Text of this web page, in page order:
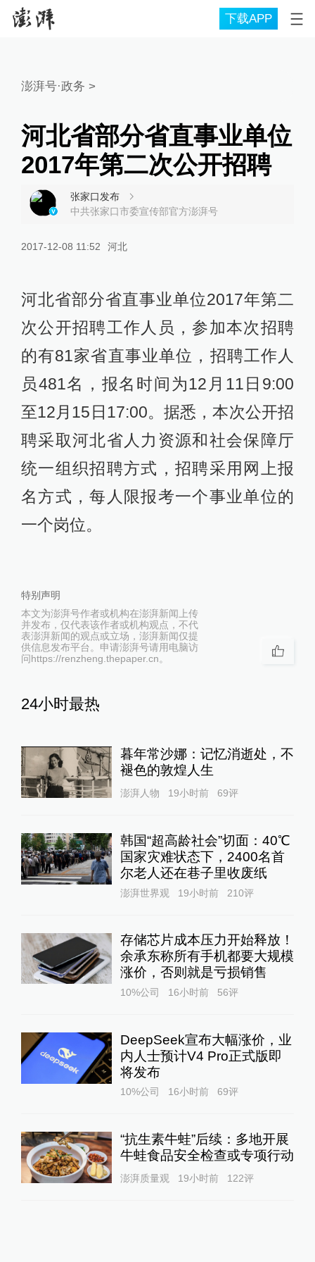
下载APP
澎湃号·政务 >
河北省部分省直事业单位
2017年第二次公开招聘
张家口发布
中共张家口市委宣传部官方澎湃号
2017-12-08 11:52 河北
河北省部分省直事业单位2017年第二
次公开招聘工作人员，参加本次招聘
的有81家省直事业单位，招聘工作人
员481名，报名时间为12月11日9:00
至12月15日17:00。据悉，本次公开招
聘采取河北省人力资源和社会保障厅
统一组织招聘方式，招聘采用网上报
名方式，每人限报考一个事业单位的
一个岗位。
特别声明
本文为澎湃号作者或机构在澎湃新闻上传
并发布，仅代表该作者或机构观点，不代
表澎湃新闻的观点或立场，澎湃新闻仅提
供信息发布平台。申请澎湃号请用电脑访
问https://renzheng.thepaper.cn。
24小时最热
暮年常沙娜：记忆消逝处，不
褪色的敦煌人生
澎湃人物 19小时前 69评
韩国“超高龄社会”切面：40℃
国家灾难状态下，2400名首
尔老人还在巷子里收废纸
澎湃世界观 19小时前 210评
存储芯片成本压力开始释放！
余承东称所有手机都要大规模
涨价，否则就是亏损销售
10%公司 16小时前 56评
DeepSeek宣布大幅涨价，业
内人士预计V4 Pro正式版即
将发布
10%公司 16小时前 69评
“抗生素牛蛙”后续：多地开展
牛蛙食品安全检查或专项行动
澎湃质量观 19小时前 122评